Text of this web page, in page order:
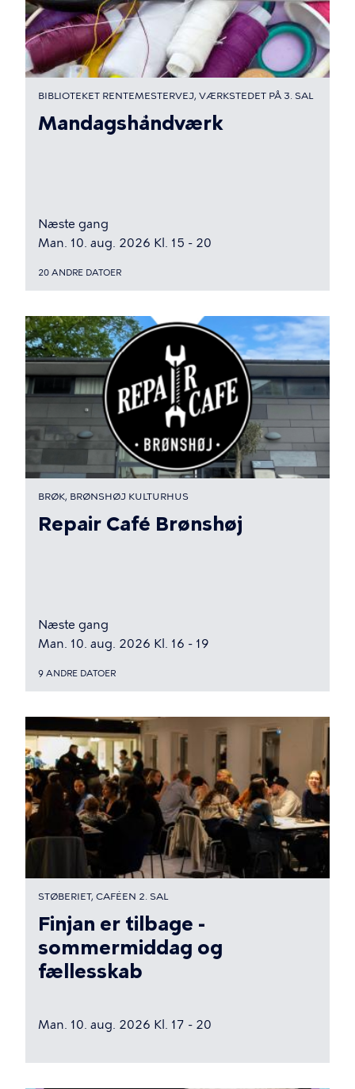
BIBLIOTEKET RENTEMESTERVEJ, VÆRKSTEDET PÅ 3. SAL
Mandagshåndværk
Næste gang
Man. 10. aug. 2026 Kl. 15 - 20
20 ANDRE DATOER
BRØK, BRØNSHØJ KULTURHUS
Repair Café Brønshøj
Næste gang
Man. 10. aug. 2026 Kl. 16 - 19
9 ANDRE DATOER
STØBERIET, CAFÉEN 2. SAL
Finjan er tilbage -
sommermiddag og
fællesskab
Man. 10. aug. 2026 Kl. 17 - 20